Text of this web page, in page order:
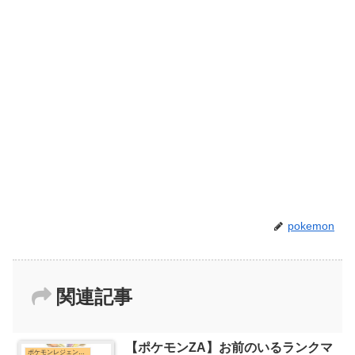
pokemon
関連記事
【ポケモンZA】お前のいるランクマ